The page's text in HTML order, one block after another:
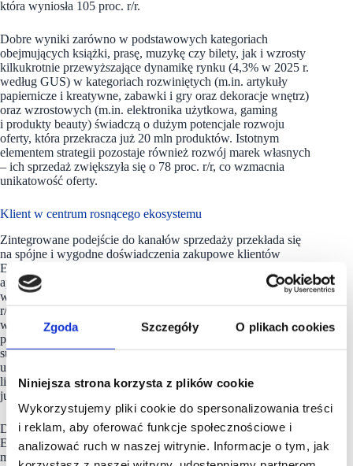
Zgoda Szczegóły O plikach cookies
Niniejsza strona korzysta z plików cookie
Wykorzystujemy pliki cookie do spersonalizowania treści
i reklam, aby oferować funkcje społecznościowe i
analizować ruch w naszej witrynie. Informacje o tym, jak
która wyniosła 105 proc. r/r.
Dobre wyniki zarówno w podstawowych kategoriach
obejmujących książki, prasę, muzykę czy bilety, jak i wzrosty
kilkukrotnie przewyższające dynamikę rynku (4,3% w 2025 r.
według GUS) w kategoriach rozwiniętych (m.in. artykuły
papiernicze i kreatywne, zabawki i gry oraz dekoracje wnętrz)
oraz wzrostowych (m.in. elektronika użytkowa, gaming
i produkty beauty) świadczą o dużym potencjale rozwoju
oferty, która przekracza już 20 mln produktów. Istotnym
elementem strategii pozostaje również rozwój marek własnych
– ich sprzedaż zwiększyła się o 78 proc. r/r, co wzmacnia
unikatowość oferty.
Klient w centrum rosnącego ekosystemu
Zintegrowane podejście do kanałów sprzedaży przekłada się
na spójne i wygodne doświadczenia zakupowe klientów
Empiku. Kluczowym narzędziem wspierającym ten proces jest
aplikacja mobilna, która w 2025 roku odnotowała zarówno
wzrost liczby instalacji, jak i aktywnych kupujących o 19 proc.
r/r, utrzymując przy tym wysokie oceny użytkowników
w sklepach App Store (4,8/5) i Google Play (4,9/5). Aplikacja
pełni także funkcję centrum zarządzania programem
subskrypcyjnym – w 2025 roku liczba aktywnych
użytkowników Empik Premium wzrosła o 36 proc. r/r. Łączna
liczba klientów korzystających z aplikacji lub programu wynosi
już 6,1 mln.
Dzięki integracji kanału online z siecią salonów stacjonarnych
Empik buduje także solidne podstawy do rozwoju usług
marketingowych jak retail media. Wzrost przychodów z tego